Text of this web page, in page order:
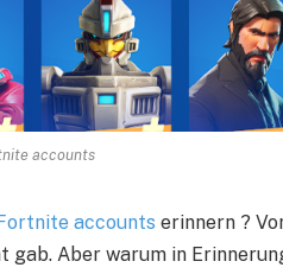
accounts
Fortnite accounts erinnern ?
gab. Aber warum in